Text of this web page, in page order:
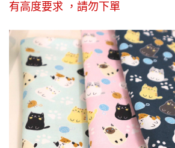
有高度要求 ，請勿下單